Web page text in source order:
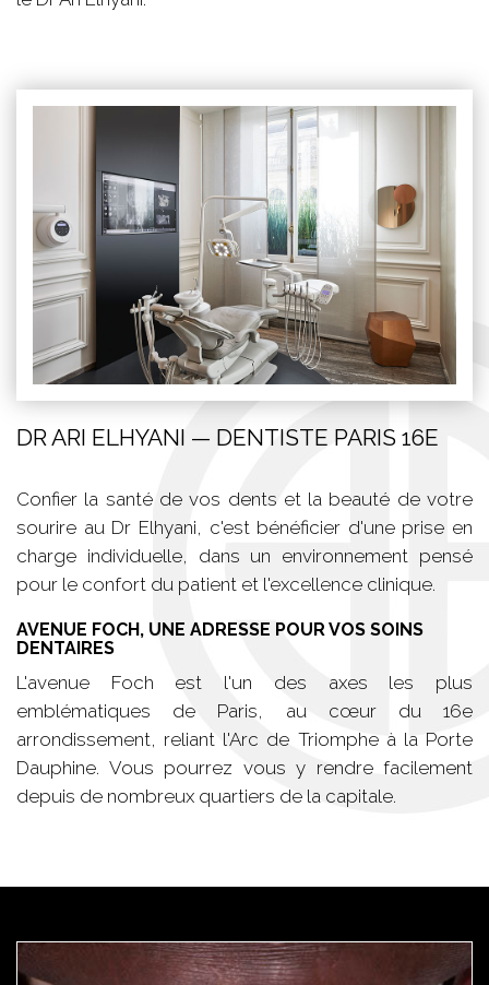
DR ARI ELHYANI — DENTISTE PARIS 16E
Confier la santé de vos dents et la beauté de votre
sourire au Dr Elhyani, c'est bénéficier d'une prise en
charge individuelle, dans un environnement pensé
pour le confort du patient et l'excellence clinique.
AVENUE FOCH, UNE ADRESSE POUR VOS SOINS
DENTAIRES
L'avenue Foch est l'un des axes les plus
emblématiques de Paris, au cœur du 16e
arrondissement, reliant l'Arc de Triomphe à la Porte
Dauphine. Vous pourrez vous y rendre facilement
depuis de nombreux quartiers de la capitale.